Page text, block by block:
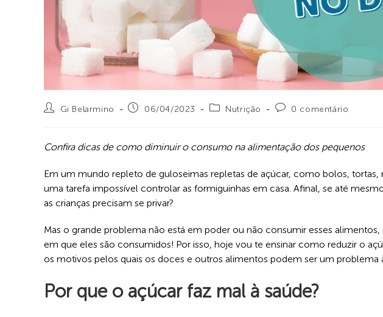
Gi Belarmino 06/04/2023 Nutrição 0 comentário
Confira dicas de como diminuir o consumo na alimentação dos pequenos
Em um mundo repleto de guloseimas repletas de açúcar, como bolos, tortas,
uma tarefa impossível controlar as formiguinhas em casa. Afinal, se até
as crianças precisam se privar?
Mas o grande problema não está em poder ou não consumir esses
em que eles são consumidos! Por isso, hoje vou te ensinar como reduzir o
os motivos pelos quais os doces e outros alimentos podem ser um problema
Por que o açúcar faz mal à saúde?